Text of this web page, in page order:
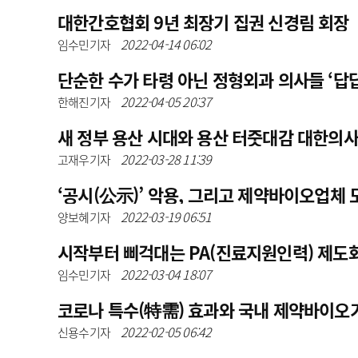
대한간호협회 9년 최장기 집권 신경림 회장
임수민기자 2022-04-14 06:02
단순한 수가 타령 아닌 정형외과 의사들 ‘답
한해진기자 2022-04-05 20:37
새 정부 용산 시대와 용산 터줏대감 대한의
고재우기자 2022-03-28 11:39
‘공시(公示)’ 악용, 그리고 제약바이오업체
양보혜기자 2022-03-19 06:51
시작부터 삐걱대는 PA(진료지원인력) 제도
임수민기자 2022-03-04 18:07
코로나 특수(特需) 효과와 국내 제약바이오
신용수기자 2022-02-05 06:42